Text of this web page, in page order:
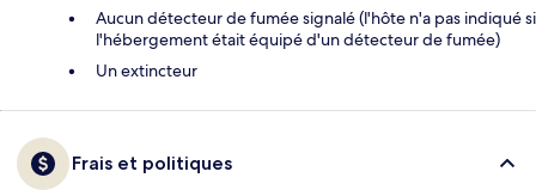
Aucun détecteur de fumée signalé (l'hôte n'a pas indiqué si
l'hébergement était équipé d'un détecteur de fumée)
Un extincteur
Frais et politiques